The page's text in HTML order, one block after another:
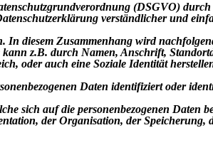
(DSGVO)
verständlicher und
diesem Zusammenhang wird
z.B. durch Namen, Anschrift,
oder auch eine Soziale Identität
Daten identifiziert oder
sich auf die personenbezogenen Daten
der Organisation, der Speicherung,